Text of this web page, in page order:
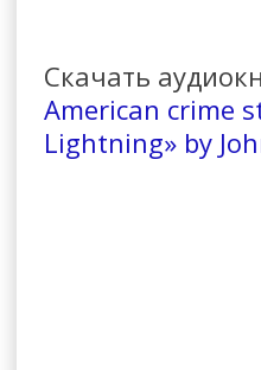
Скачать
American crime
Lightning» by